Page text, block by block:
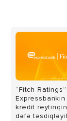
“Fitch Ratings”
kredit
dəfə